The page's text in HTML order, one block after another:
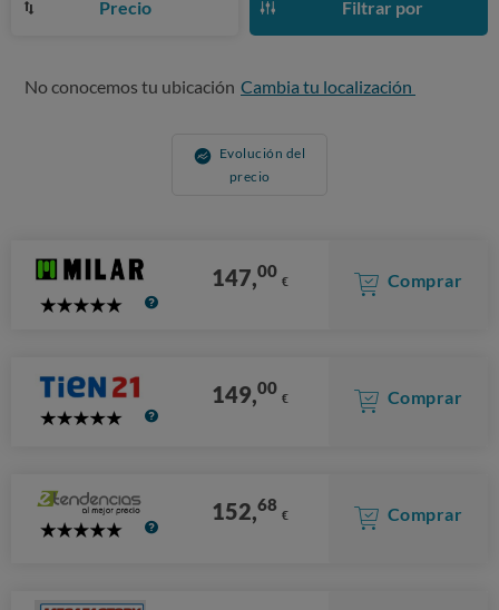
Precio Filtrar por
No conocemos tu ubicación Cambia tu localización
Evolución del
precio
5
147,00 € Comprar
5
149,00 € Comprar
5
152,68 € Comprar